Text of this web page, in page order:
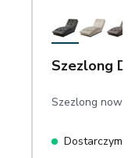
Szezlong
Szezlong
Dostarczymy